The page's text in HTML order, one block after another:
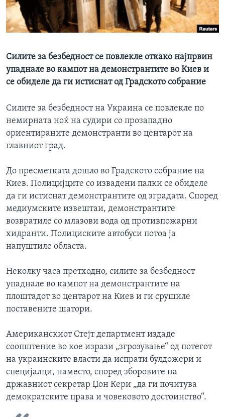
ИНТЕРВЈУА
Јазици
Силите за безбедност се повлекле откако најпрвин
упаднале во кампот на демонстрантите во Киев и
се обиделе да ги истиснат од Градското собрание
Силите за безбедност на Украина се повлекле по
немирната ноќ на судири со прозападно
ориентираните демонстранти во центарот на
главниот град.
До пресметката дошло во Градското собрание на
Киев. Полицијците со извадени палки се обиделе
да ги истиснат демонстрантите од зградата. Според
медиумските извештаи, демонстрантите
возвратиле со млазови вода од противпожарни
хидранти. Полициските автобуси потоа ја
напуштиле областа.
Неколку часа претходно, силите за безбедност
упаднале во кампот на демонстрантите на
плоштадот во центарот на Киев и ги срушиле
поставените шатори.
Американскиот Стејт департмент издаде
соопштение во кое изрази „згрозување“ од потегот
на украинските власти да испрати булдожери и
специјалци, наместо, според зборовите на
државниот секретар Џон Кери „да ги почитува
демократските права и човековото достоинство“.